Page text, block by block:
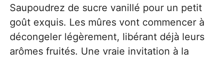
Saupoudrez de sucre vanillé pour un petit
goût exquis. Les mûres vont commencer à
décongeler légèrement, libérant déjà leurs
arômes fruités. Une vraie invitation à la